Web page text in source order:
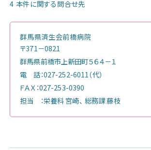
4 本件に関する問合せ先
群馬県済生会前橋病院
〒371－0821
群馬県前橋市上新田町５６４－１
電 話：027-252-6011（代）
ＦＡＸ：027-253-0390
担当 ：栄養科 宮崎、 総務課 藤枝